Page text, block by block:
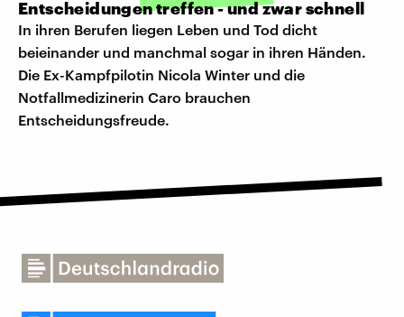
Entscheidungen treffen - und zwar schnell
In ihren Berufen liegen Leben und Tod dicht
beieinander und manchmal sogar in ihren Händen.
Die Ex-Kampfpilotin Nicola Winter und die
Notfallmedizinerin Caro brauchen
Entscheidungsfreude.